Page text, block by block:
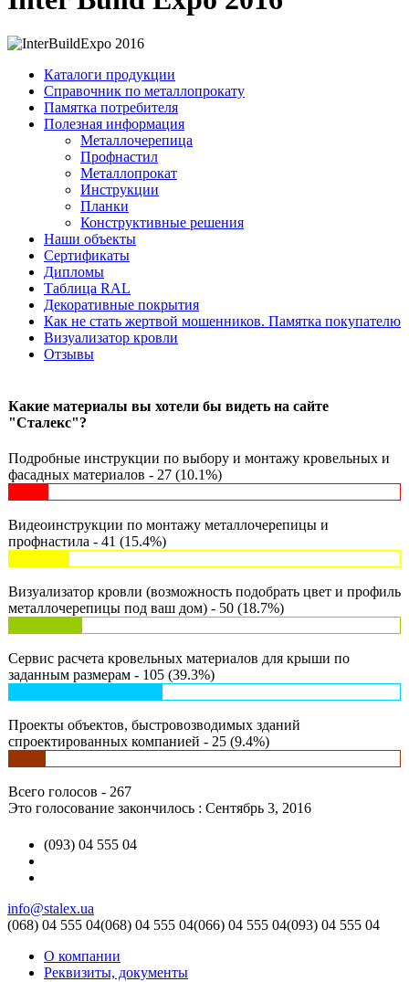
Каталоги продукции
Справочник по металлопрокату
Памятка потребителя
Полезная информация
Металлочерепица
Профнастил
Металлопрокат
Инструкции
Планки
Конструктивные решения
Наши объекты
Сертификаты
Дипломы
Таблица RAL
Декоративные покрытия
Как не стать жертвой мошенников. Памятка покупателю
Визуализатор кровли
Отзывы
Какие материалы вы хотели бы видеть на сайте
"Сталекс"?
Подробные инструкции по выбору и монтажу кровельных и
фасадных материалов - 27 (10.1%)
Видеоинструкции по монтажу металлочерепицы и
профнастила - 41 (15.4%)
Визуализатор кровли (возможность подобрать цвет и профиль
металлочерепицы под ваш дом) - 50 (18.7%)
Сервис расчета кровельных материалов для крыши по
заданным размерам - 105 (39.3%)
Проекты объектов, быстровозводимых зданий
спроектированных компанией - 25 (9.4%)
Всего голосов - 267
Это голосование закончилось : Сентябрь 3, 2016
(093) 04 555 04
info@stalex.ua
(068) 04 555 04(068) 04 555 04(066) 04 555 04(093) 04 555 04
О компании
Реквизиты, документы